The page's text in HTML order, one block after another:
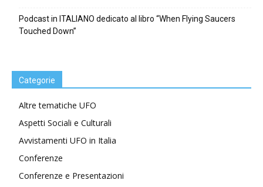
Podcast in ITALIANO dedicato al libro “When Flying Saucers
Touched Down”
Categorie
Altre tematiche UFO
Aspetti Sociali e Culturali
Avvistamenti UFO in Italia
Conferenze
Conferenze e Presentazioni